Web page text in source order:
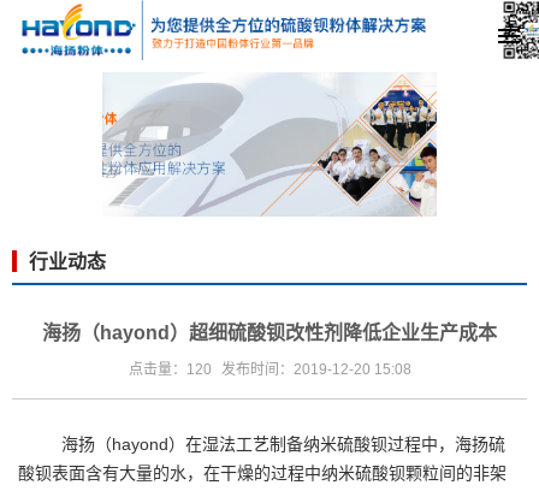
行业动态
海扬（hayond）超细硫酸钡改性剂降低企业生产成本
点击量：120 发布时间：2019-12-20 15:08
海扬（hayond）在湿法工艺制备纳米硫酸钡过程中， 海扬硫
酸钡表面含有大量的水，在干燥的过程中纳米硫酸钡颗粒间的非架